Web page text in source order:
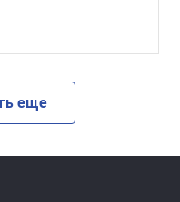
еще